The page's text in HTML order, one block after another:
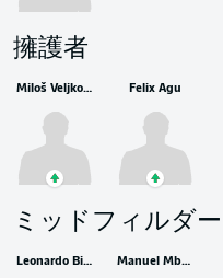
擁護者
Miloš Veljković Felix Agu
ミッドフィルダー
Leonardo Bittencourt Manuel Mbom